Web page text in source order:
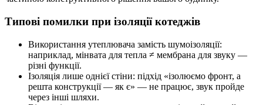
Типові помилки при ізоляції котеджів
Використання утеплювача замість шумоізоляції:
наприклад, мінвата для тепла ≠ мембрана для звуку —
різні функції.
Ізоляція лише однієї стіни: підхід «ізолюємо фронт, а
решта конструкції — як є» — не працює, звук пройде
через інші шляхи.